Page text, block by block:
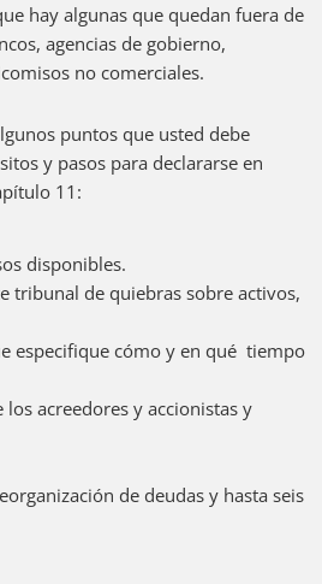
hay algunas que quedan fuera de
agencias de gobierno,
no comerciales.
puntos que usted debe
y pasos para declararse en
11:
disponibles.
tribunal de quiebras sobre activos,
especifique cómo y en qué tiempo
acreedores y accionistas y
de deudas y hasta seis